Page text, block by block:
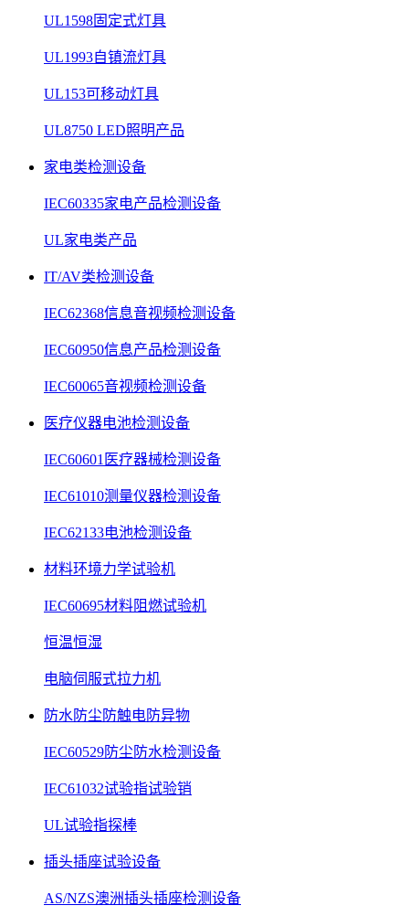
UL1598固定式灯具
UL1993自镇流灯具
UL153可移动灯具
UL8750 LED照明产品
家电类检测设备
IEC60335家电产品检测设备
UL家电类产品
IT/AV类检测设备
IEC62368信息音视频检测设备
IEC60950信息产品检测设备
IEC60065音视频检测设备
医疗仪器电池检测设备
IEC60601医疗器械检测设备
IEC61010测量仪器检测设备
IEC62133电池检测设备
材料环境力学试验机
IEC60695材料阻燃试验机
恒温恒湿
电脑伺服式拉力机
防水防尘防触电防异物
IEC60529防尘防水检测设备
IEC61032试验指试验销
UL试验指探棒
插头插座试验设备
AS/NZS澳洲插头插座检测设备